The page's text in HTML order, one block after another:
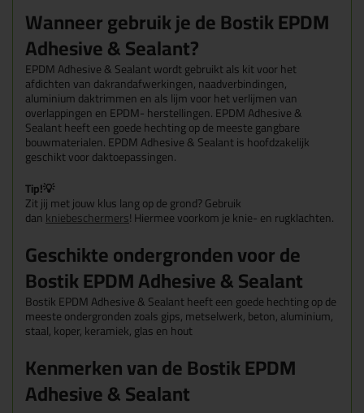
Wanneer gebruik je de Bostik EPDM
Adhesive & Sealant?
EPDM Adhesive & Sealant wordt gebruikt als kit voor het
afdichten van dakrandafwerkingen, naadverbindingen,
aluminium daktrimmen en als lijm voor het verlijmen van
overlappingen en EPDM- herstellingen. EPDM Adhesive &
Sealant heeft een goede hechting op de meeste gangbare
bouwmaterialen. EPDM Adhesive & Sealant is hoofdzakelijk
geschikt voor daktoepassingen.
Tip!💡
Zit jij met jouw klus lang op de grond? Gebruik
dankniebeschermers! Hiermee voorkom je knie- en rugklachten.
Geschikte ondergronden voor de
Bostik EPDM Adhesive & Sealant
Bostik EPDM Adhesive & Sealant heeft een goede hechting op de
meeste ondergronden zoals gips, metselwerk, beton, aluminium,
staal, koper, keramiek, glas en hout
Kenmerken van de Bostik EPDM
Adhesive & Sealant